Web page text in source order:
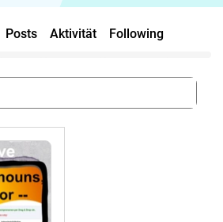
Posts Aktivität Following